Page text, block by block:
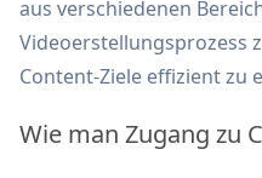
aus verschiedenen
Videoerstellungsprozess
Content-Ziele effizient zu
Wie man Zugang zu